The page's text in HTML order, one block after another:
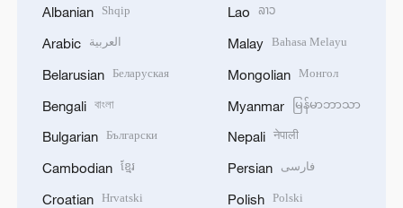
Albanian Shqip
Arabic العربية
Belarusian Беларуская
Bengali বাংলা
Bulgarian Български
Cambodian ខ្មែរ
Croatian Hrvatski
Lao ລາວ
Malay Bahasa Melayu
Mongolian Монгол
Myanmar မြန်မာဘာသာ
Nepali नेपाली
Persian فارسی
Polish Polski